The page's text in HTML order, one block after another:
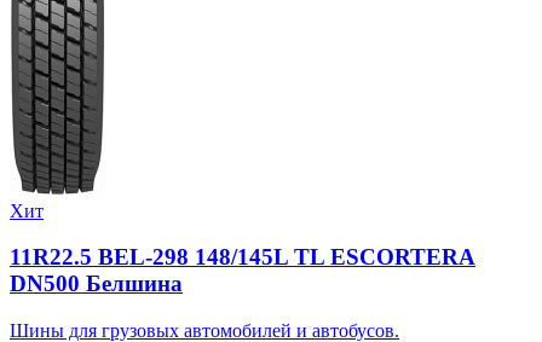
Хит
11R22.5 BEL-298 148/145L TL ESCORTERA
DN500 Белшина
Шины для грузовых автомобилей и автобусов.